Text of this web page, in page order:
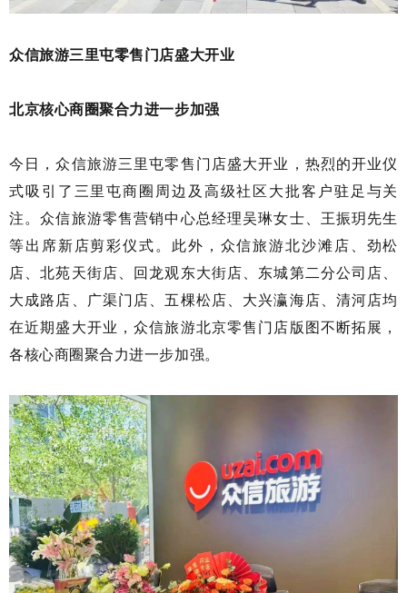
众信旅游三里屯零售门店盛大开业
北京核心商圈聚合力进一步加强
今日，众信旅游三里屯零售门店盛大开业，热烈的开业仪
式吸引了三里屯商圈周边及高级社区大批客户驻足与关
注。众信旅游零售营销中心总经理吴琳女士、王振玥先生
等出席新店剪彩仪式。此外，众信旅游北沙滩店、劲松
店、北苑天街店、回龙观东大街店、东城第二分公司店、
大成路店、广渠门店、五棵松店、大兴瀛海店、清河店均
在近期盛大开业，众信旅游北京零售门店版图不断拓展，
各核心商圈聚合力进一步加强。